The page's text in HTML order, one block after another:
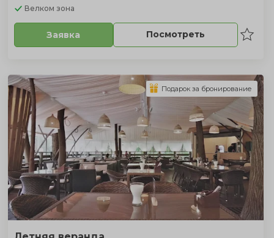
Велком зона
Заявка Посмотреть
Подарок за бронирование